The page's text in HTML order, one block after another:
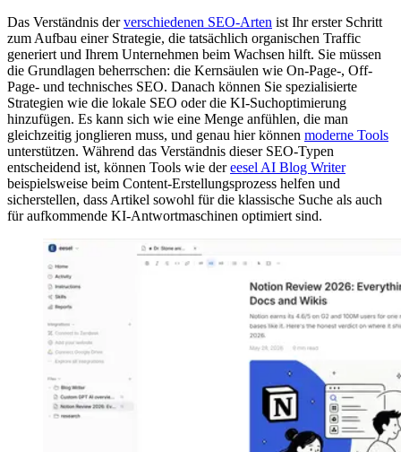
Das Verständnis derverschiedenen SEO-Arten ist Ihr erster Schritt
zum Aufbau einer Strategie, die tatsächlich organischen Traffic
generiert und Ihrem Unternehmen beim Wachsen hilft. Sie müssen
die Grundlagen beherrschen: die Kernsäulen wie On-Page-, Off-
Page- und technisches SEO. Danach können Sie spezialisierte
Strategien wie die lokale SEO oder die KI-Suchoptimierung
hinzufügen. Es kann sich wie eine Menge anfühlen, die man
gleichzeitig jonglieren muss, und genau hier können moderne Tools
unterstützen. Während das Verständnis dieser SEO-Typen
entscheidend ist, können Tools wie dereesel AI Blog Writer
beispielsweise beim Content-Erstellungsprozess helfen und
sicherstellen, dass Artikel sowohl für die klassische Suche als auch
für aufkommende KI-Antwortmaschinen optimiert sind.